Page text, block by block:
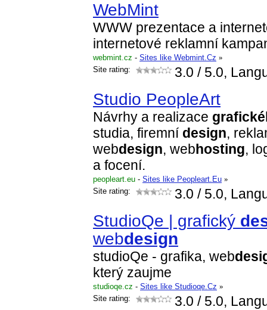
WebMint
WWW prezentace a
internetové reklamní
webmint.cz - Sites like Webmint.Cz »
Site rating:
3.0 / 5.0,
Studio PeopleArt
Návrhy a realizace grafické
studia, firemní design,
webdesign, web hosting,
a focení.
peopleart.eu - Sites like Peopleart.Eu »
Site rating:
3.0 / 5.0,
StudioQe | grafický
webdesign
studioQe - grafika, web
který zaujme
studioqe.cz - Sites like Studioqe.Cz »
Site rating:
3.0 / 5.0,